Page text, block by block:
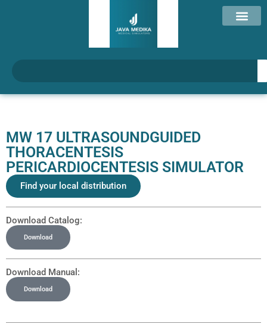
MW 17 ULTRASOUNDGUIDED
THORACENTESIS
PERICARDIOCENTESIS SIMULATOR
Find your local distribution
Download Catalog:
Download
Download Manual:
Download